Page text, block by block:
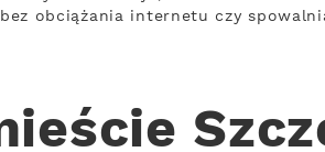
obciążania internetu czy